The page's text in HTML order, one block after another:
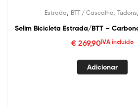
Estrada BTT / Cascalho, Tudons
Selim Bicicleta Estrada/BTT –
€ 269,90IVA incluído
Adicionar